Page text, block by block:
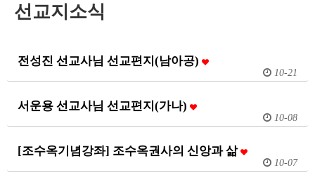
선교지소식
전성진 선교사님 선교편지(남아공)
10-21
서운용 선교사님 선교편지(가나)
10-08
[조수옥기념강좌] 조수옥권사의 신앙과 삶
10-07